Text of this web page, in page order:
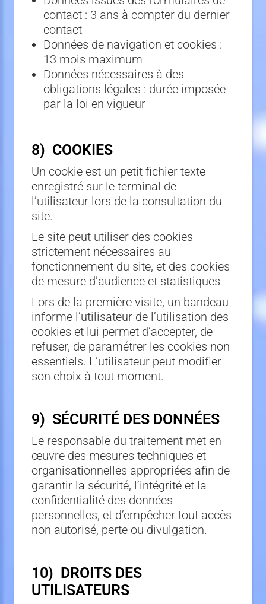
contact : 3 ans à compter du dernier
contact
Données de navigation et cookies :
13 mois maximum
Données nécessaires à des
obligations légales : durée imposée
par la loi en vigueur
8) COOKIES
Un cookie est un petit fichier texte
enregistré sur le terminal de
l’utilisateur lors de la consultation du
site.
Le site peut utiliser des cookies
strictement nécessaires au
fonctionnement du site, et des cookies
de mesure d’audience et statistiques
Lors de la première visite, un bandeau
informe l’utilisateur de l’utilisation des
cookies et lui permet d’accepter, de
refuser, de paramétrer les cookies non
essentiels. L’utilisateur peut modifier
son choix à tout moment.
9) SÉCURITÉ DES DONNÉES
Le responsable du traitement met en
œuvre des mesures techniques et
organisationnelles appropriées afin de
garantir la sécurité, l’intégrité et la
confidentialité des données
personnelles, et d’empêcher tout accès
non autorisé, perte ou divulgation.
10) DROITS DES
UTILISATEURS